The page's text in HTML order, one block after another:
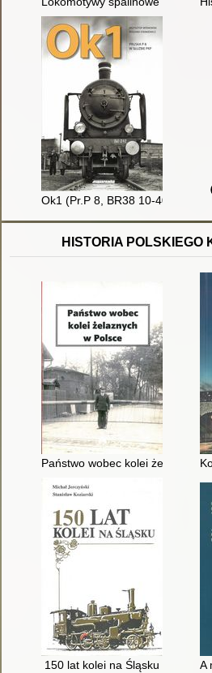
Ok1 (Pr.P 8, BR38 10-40) :
HISTORIA POLSKIEGO
Państwo wobec kolei żelaznych
150 lat kolei na Śląsku A